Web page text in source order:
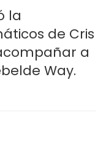
la
de Cris
a
Way.